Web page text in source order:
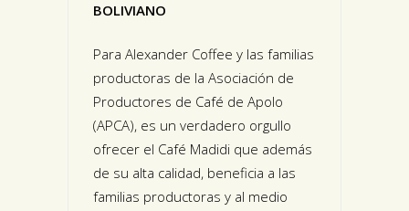
BOLIVIANO
Para Alexander Coffee y las familias
productoras de la Asociación de
Productores de Café de Apolo
(APCA), es un verdadero orgullo
ofrecer el Café Madidi que además
de su alta calidad, beneficia a las
familias productoras y al medio